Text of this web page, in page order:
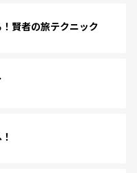
賢者の旅テクニック